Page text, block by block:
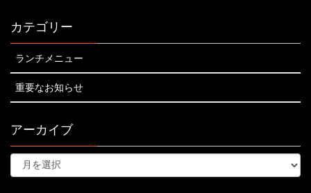
カテゴリー
ランチメニュー
重要なお知らせ
アーカイブ